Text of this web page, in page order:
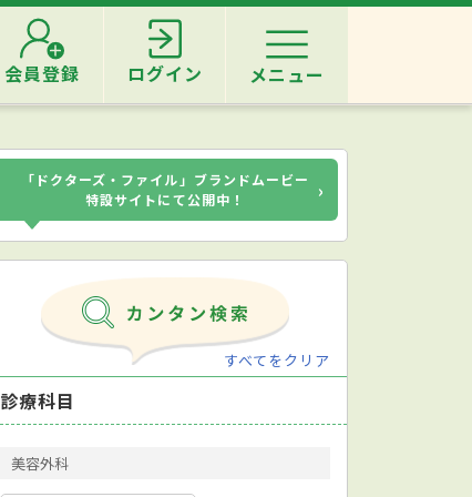
会員登録 ログイン メニュー
「ドクターズ・ファイル」ブランドムービー
特設サイトにて公開中！
›
すべてをクリア
診療科目
美容外科